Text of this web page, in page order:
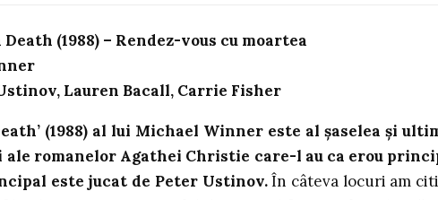
(1988) – Rendez-vous cu moartea
Lauren Bacall, Carrie Fisher
(1988) al lui Michael Winner este al șaselea și
ale romanelor Agathei Christie care-l au ca erou
este jucat de Peter Ustinov.În câteva locuri am